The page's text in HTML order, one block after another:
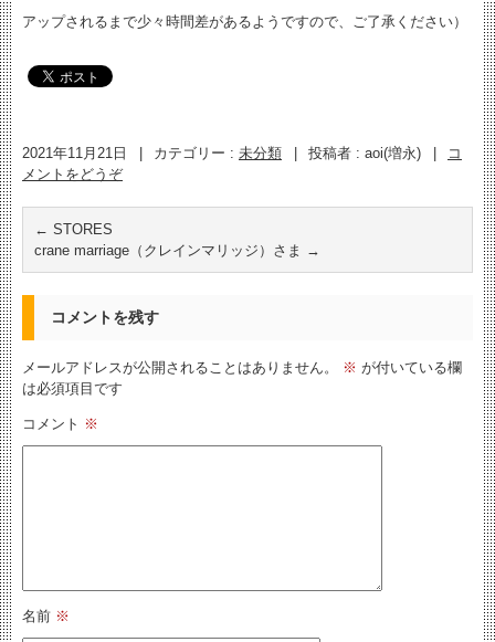
アップされるまで少々時間差があるようですので、ご了承ください）
2021年11月21日 カテゴリー : 未分類 投稿者 : aoi(増永)
コ
メントをどうぞ
← STORES
crane marriage（クレインマリッジ）さま →
コメントを残す
メールアドレスが公開されることはありません。 ※ が付いている欄
は必須項目です
コメント ※
名前 ※